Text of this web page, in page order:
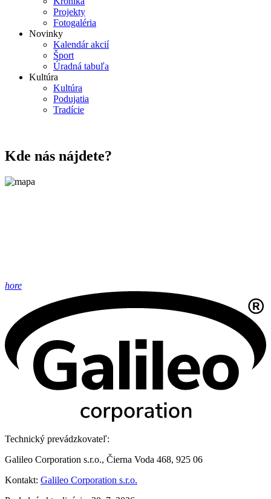
Projekty
Fotogaléria
Novinky
Kalendár akcií
Šport
Úradná tabuľa
Kultúra
Kultúra
Podujatia
Tradície
Kde nás nájdete?
hore
Technický prevádzkovateľ:
Galileo Corporation s.r.o., Čierna Voda 468, 925 06
Kontakt: Galileo Corporation s.r.o.